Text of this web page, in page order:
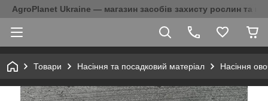
AgroPlanet Ukraine — магазин засобів захисту рослин та
Товари Насіння та посадковий матеріал Насіння